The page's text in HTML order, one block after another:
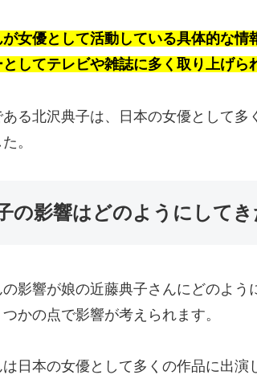
女優として活動している具体的な
してテレビや雑誌に多く取り上げら
る北沢典子は、日本の女優として
。
の影響はどのようにして
影響が娘の近藤典子さんにどのよ
かの点で影響が考えられます。
日本の女優として多くの作品に出